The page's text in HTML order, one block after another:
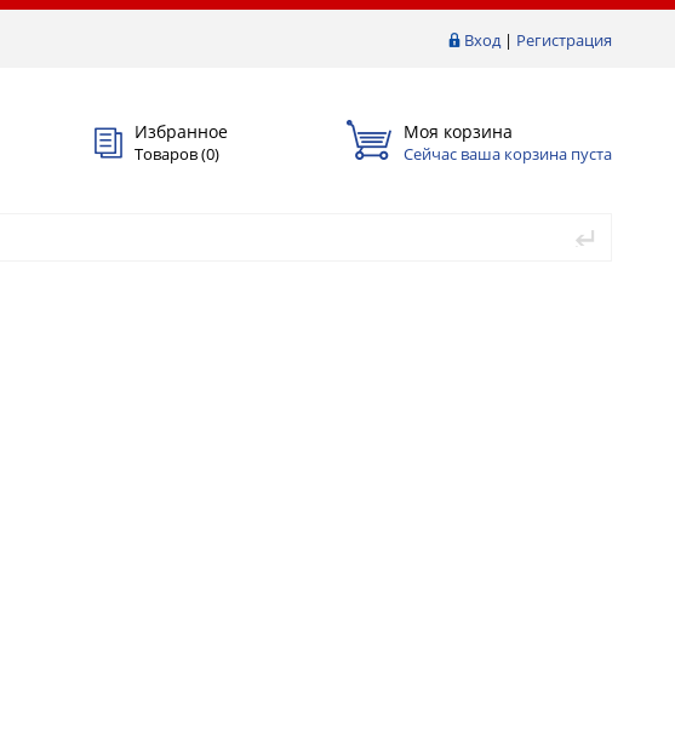
Вход| Регистрация
Избранное
Товаров (0)
Моя корзина
Сейчас ваша корзина пуста